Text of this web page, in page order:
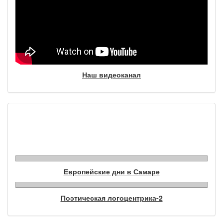
Наш видеоканал
Европейские дни в Самаре
Поэтическая логоцентрика-2